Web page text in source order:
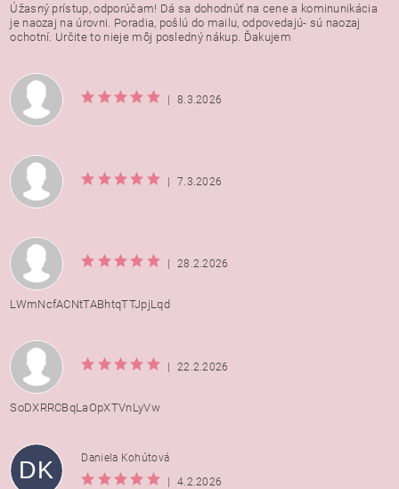
Úžasný prístup, odporúčam! Dá sa dohodnúť na cene a kominunikácia
je naozaj na úrovni. Poradia, pošlú do mailu, odpovedajú- sú naozaj
ochotní. Určite to nieje môj posledný nákup. Ďakujem
| 8.3.2026
| 7.3.2026
| 28.2.2026
LWmNcfACNtTABhtqTTJpjLqd
| 22.2.2026
SoDXRRCBqLaOpXTVnLyVw
DK
Daniela Kohútová
|
4.2.2026